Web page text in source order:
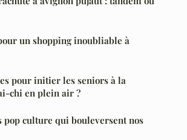
un shopping inoubliable à
pour initier les seniors à la
chi en plein air ?
pop culture qui bouleversent nos